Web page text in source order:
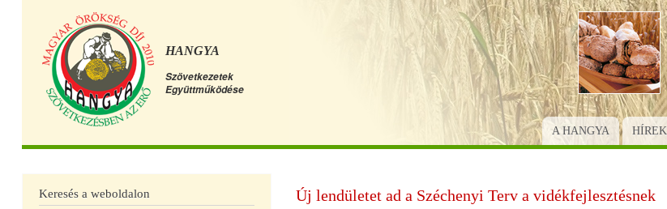
Ugrás
a
tartalomra
HANGYA
Szövetkezetek
Együttműködése
Főmenü
A HANGYA HÍREK
Új lendületet ad a Széchenyi Terv a vidékfejlesztésnek
Keresés a weboldalon